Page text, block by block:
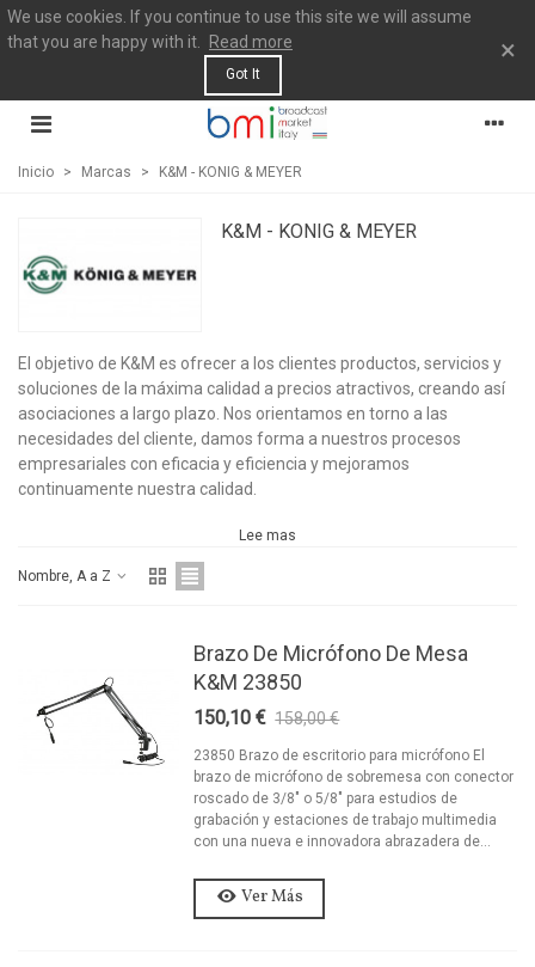
We use cookies. If you continue to use this site we will assume
that you are happy with it.
Read more
Got It
×
Inicio > Marcas > K&M - KONIG & MEYER
K&M - KONIG & MEYER
El objetivo de K&M es ofrecer a los clientes productos, servicios y
soluciones de la máxima calidad a precios atractivos, creando así
asociaciones a largo plazo. Nos orientamos en torno a las
necesidades del cliente, damos forma a nuestros procesos
empresariales con eficacia y eficiencia y mejoramos
continuamente nuestra calidad.
Lee mas
Nombre, A a Z
Brazo De Micrófono De Mesa
K&M 23850
150,10 € 158,00 €
23850 Brazo de escritorio para micrófono El
brazo de micrófono de sobremesa con conector
roscado de 3/8" o 5/8" para estudios de
grabación y estaciones de trabajo multimedia
con una nueva e innovadora abrazadera de...
Ver Más